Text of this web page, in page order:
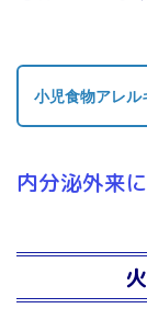
小児食物アレル
内分泌外来